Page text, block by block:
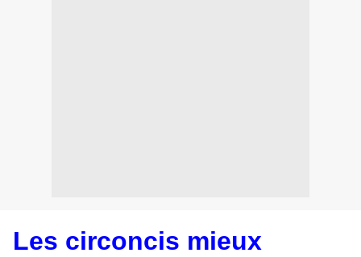
Les circoncis mieux